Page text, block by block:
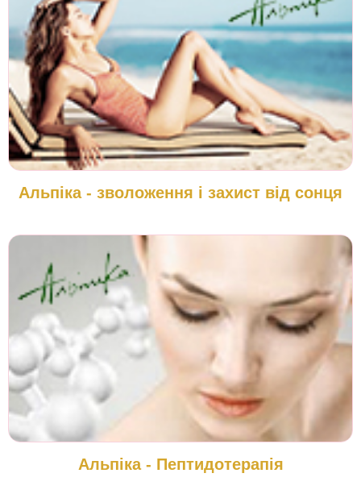
Альпіка - зволоження і захист від сонця
Альпіка - Пептидотерапія